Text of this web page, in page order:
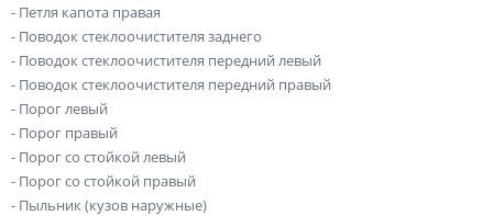
- Петля капота правая
- Поводок стеклоочистителя заднего
- Поводок стеклоочистителя передний левый
- Поводок стеклоочистителя передний правый
- Порог левый
- Порог правый
- Порог со стойкой левый
- Порог со стойкой правый
- Пыльник (кузов наружные)